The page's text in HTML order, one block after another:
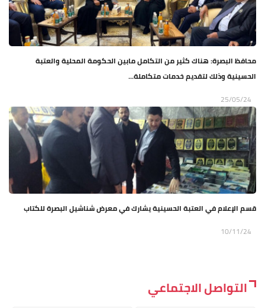
محافظ البصرة: هناك كثير من التكامل مابين الحكومة المحلية والعتبة
الحسينية وذلك لتقديم خدمات متكاملة...
25/05/24
قسم الإعلام في العتبة الحسينية يشارك في معرض شناشيل البصرة للكتاب
10/11/24
التواصل الاجتماعي